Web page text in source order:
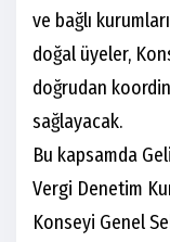
ve bağlı
doğal üyeler,
doğrudan
sağlayacak.
Bu kapsamda
Vergi Denetim
Konseyi Genel